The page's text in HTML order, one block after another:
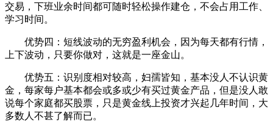
交易，下班业余时间都可随时轻松操作建仓，不会占用工作、
学习时间。
优势四：短线波动的无穷盈利机会，因为每天都有行情，
上下波动，只要你做对，这就是一座金山。
优势五：识别度相对较高，妇孺皆知，基本没人不认识黄
金，每家每户基本都会或多或少有买过黄金产品，但是没人敢
说每个家庭都买股票，只是黄金线上投资才兴起几年时间，大
多数人不甚了解而已。